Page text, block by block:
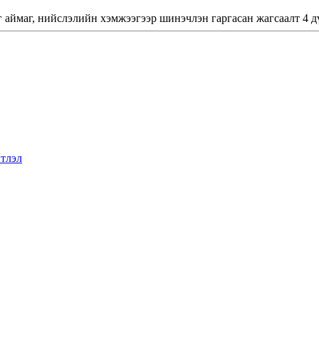
нийслэлийн хэмжээгээр шинэчлэн гаргасан жагсаалт 4